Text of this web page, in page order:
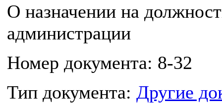
О назначении на
администрации
Номер документа: 8-32
Тип документа: Другие